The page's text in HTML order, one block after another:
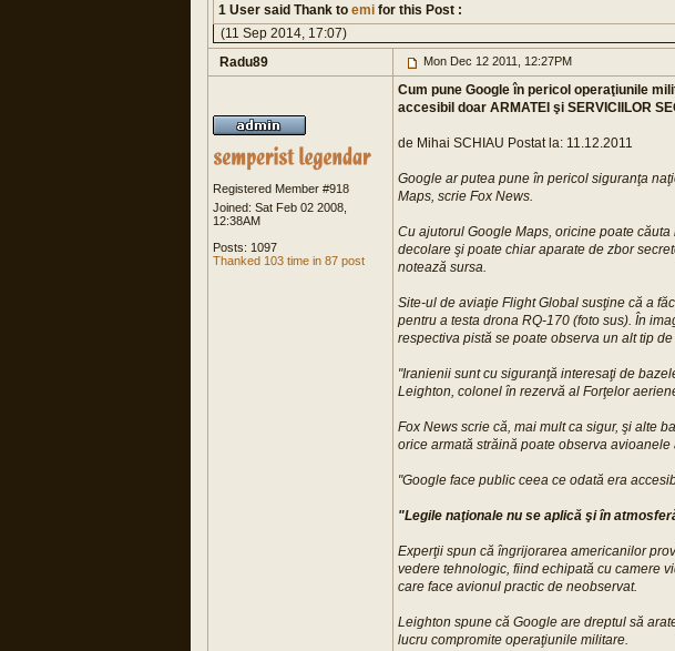
1 User said Thank to emi for this Post :
(11 Sep 2014, 17:07)
Radu89
Mon Dec 12 2011, 12:27PM
Registered Member #918
Joined: Sat Feb 02 2008,
12:38AM
Posts: 1097
Thanked 103 time in 87 post
Cum pune Google în pericol operaţiunile
accesibil doar ARMATEI şi SERVICIILOR
de Mihai SCHIAU Postat la: 11.12.2011
Google ar putea pune în pericol siguranţa
Maps, scrie Fox News.
Cu ajutorul Google Maps, oricine poate
decolare şi poate chiar aparate de zbor
notează sursa.
Site-ul de aviaţie Flight Global susţine că a
pentru a testa drona RQ-170 (foto sus). În
respectiva pistă se poate observa un alt tip
"Iranienii sunt cu siguranţă interesaţi de
Leighton, colonel în rezervă al Forţelor
Fox News scrie că, mai mult ca sigur, şi alte
orice armată străină poate observa
"Google face public ceea ce odată era
"Legile naţionale nu se aplică şi în
Experţii spun că îngrijorarea americanilor
vedere tehnologic, fiind echipată cu camere
care face avionul practic de neobservat.
Leighton spune că Google are dreptul să
lucru compromite operaţiunile militare.